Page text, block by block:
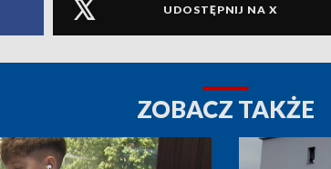
UDOSTĘPNIJ NA X
ZOBACZ TAKŻE